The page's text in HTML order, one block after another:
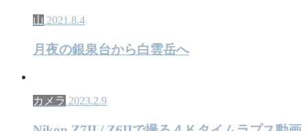
山 2021.8.4
月夜の銀泉台から白雲岳へ
カメラ 2023.2.9